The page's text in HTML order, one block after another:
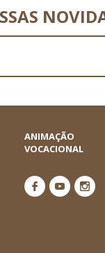
ANIMAÇÃO
VOCACIONAL